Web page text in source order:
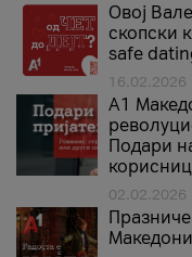
Овој
скопски
safe
16.02.2026
А1
Подари
02.02.2026